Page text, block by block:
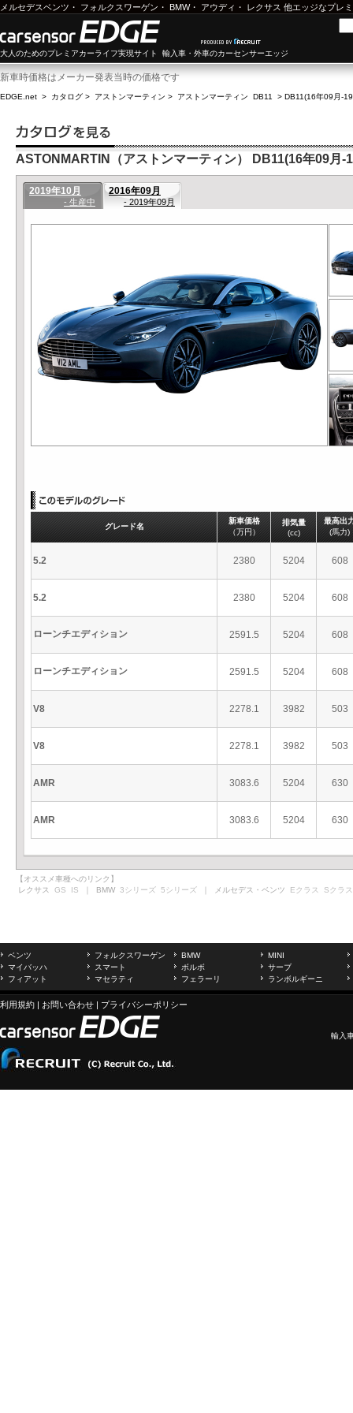
メルセデスベンツ ・ フォルクスワーゲン ・ BMW・ アウディ ・ レクサス 他エッジなプレ
大人のためのプレミアカーライフ実現サイト 輸入車・外車のカーセンサーエッジ
新車時価格はメーカー発表当時の価格です
EDGE.net > カタログ > アストンマーティン > アストンマーティン DB11 > DB11(16年09月-
ASTONMARTIN（アストンマーティン） DB11(16年09月-
2019年10月
- 生産中
2016年09月
- 2019年09月
グレード名
新車価格
（万円）
排気量
(cc)
最高出
(馬力)
5.2 2380 5204 608
5.2 2380 5204 608
ローンチエディション 2591.5 5204 608
ローンチエディション 2591.5 5204 608
V8 2278.1 3982 503
V8 2278.1 3982 503
AMR 3083.6 5204 630
AMR 3083.6 5204 630
【オススメ車種へのリンク】
レクサス GS IS ｜ BMW 3シリーズ 5シリーズ ｜ メルセデス・ベンツ Eクラス Sクラス
ベンツ フォルクスワーゲン BMW
MINI
マイバッハ
スマート ボルボ
サーブ
フィアット
マセラティ フェラーリ ランボルギーニ
利用規約 | お問い合わせ | プライバシーポリシー
輸入